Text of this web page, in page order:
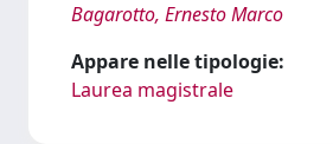
Bagarotto, Ernesto Marco
Appare nelle tipologie:
Laurea magistrale